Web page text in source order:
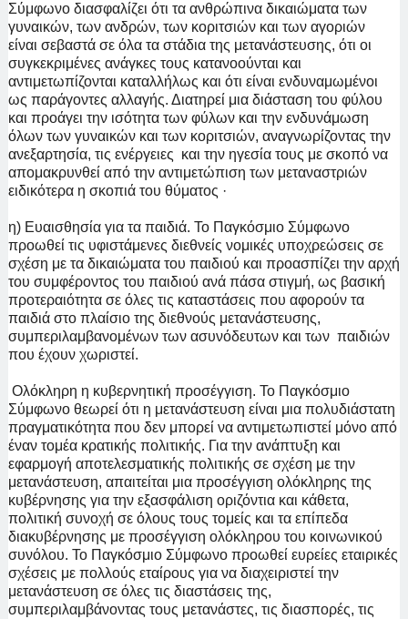
Σύμφωνο διασφαλίζει ότι τα ανθρώπινα δικαιώματα των
γυναικών, των ανδρών, των κοριτσιών και των αγοριών
είναι σεβαστά σε όλα τα στάδια της μετανάστευσης, ότι οι
συγκεκριμένες ανάγκες τους κατανοούνται και
αντιμετωπίζονται καταλλήλως και ότι είναι ενδυναμωμένοι
ως παράγοντες αλλαγής. Διατηρεί μια διάσταση του φύλου
και προάγει την ισότητα των φύλων και την ενδυνάμωση
όλων των γυναικών και των κοριτσιών, αναγνωρίζοντας την
ανεξαρτησία, τις ενέργειες και την ηγεσία τους με σκοπό να
απομακρυνθεί από την αντιμετώπιση των μεταναστριών
ειδικότερα η σκοπιά του θύματος ·
η) Ευαισθησία για τα παιδιά. Το Παγκόσμιο Σύμφωνο
προωθεί τις υφιστάμενες διεθνείς νομικές υποχρεώσεις σε
σχέση με τα δικαιώματα του παιδιού και προασπίζει την αρχή
του συμφέροντος του παιδιού ανά πάσα στιγμή, ως βασική
προτεραιότητα σε όλες τις καταστάσεις που αφορούν τα
παιδιά στο πλαίσιο της διεθνούς μετανάστευσης,
συμπεριλαμβανομένων των ασυνόδευτων και των παιδιών
που έχουν χωριστεί.
Ολόκληρη η κυβερνητική προσέγγιση. Το Παγκόσμιο
Σύμφωνο θεωρεί ότι η μετανάστευση είναι μια πολυδιάστατη
πραγματικότητα που δεν μπορεί να αντιμετωπιστεί μόνο από
έναν τομέα κρατικής πολιτικής. Για την ανάπτυξη και
εφαρμογή αποτελεσματικής πολιτικής σε σχέση με την
μετανάστευση, απαιτείται μια προσέγγιση ολόκληρης της
κυβέρνησης για την εξασφάλιση οριζόντια και κάθετα,
πολιτική συνοχή σε όλους τους τομείς και τα επίπεδα
διακυβέρνησης με προσέγγιση ολόκληρου του κοινωνικού
συνόλου. Το Παγκόσμιο Σύμφωνο προωθεί ευρείες εταιρικές
σχέσεις με πολλούς εταίρους για να διαχειριστεί την
μετανάστευση σε όλες τις διαστάσεις της,
συμπεριλαμβάνοντας τους μετανάστες, τις διασπορές, τις